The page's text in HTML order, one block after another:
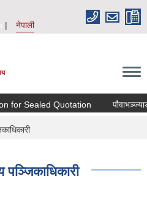
नेपाली
for Sealed Quotation